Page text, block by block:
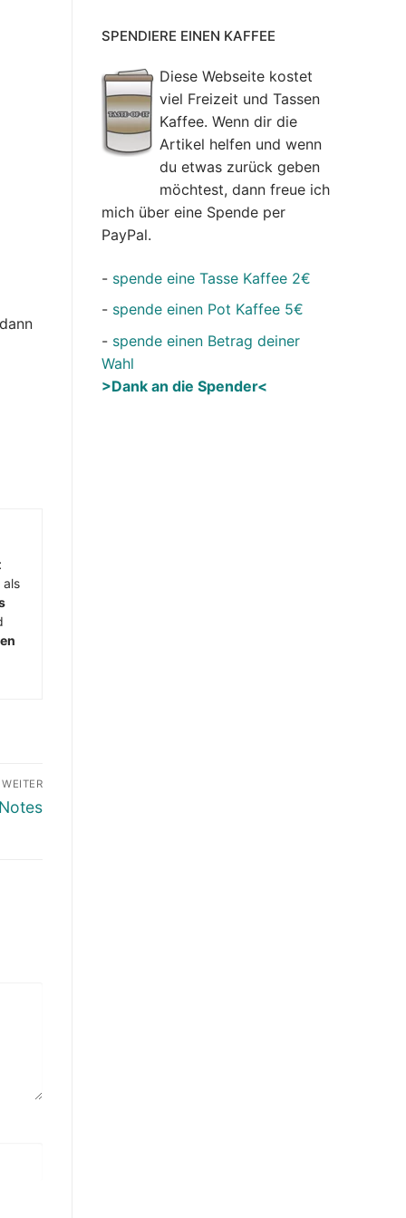
WEITER
SPENDIERE EINEN KAFFEE
Diese Webseite kostet
viel Freizeit und Tassen
Kaffee. Wenn dir die
Artikel helfen und wenn
du etwas zurück geben
möchtest, dann freue ich
mich über eine Spende per
PayPal.
- spende eine Tasse Kaffee 2€
- spende einen Pot Kaffee 5€
- spende einen Betrag deiner
Wahl
>Dank an die Spender<